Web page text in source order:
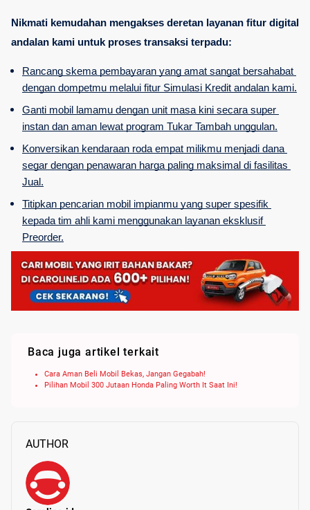
Nikmati kemudahan mengakses deretan layanan fitur digital
andalan kami untuk proses transaksi terpadu:
Rancang skema pembayaran yang amat sangat bersahabat
dengan dompetmu melalui fitur Simulasi Kredit andalan kami.
Ganti mobil lamamu dengan unit masa kini secara super
instan dan aman lewat program Tukar Tambah unggulan.
Konversikan kendaraan roda empat milikmu menjadi dana
segar dengan penawaran harga paling maksimal di fasilitas
Jual.
Titipkan pencarian mobil impianmu yang super spesifik
kepada tim ahli kami menggunakan layanan eksklusif
Preorder.
Baca juga artikel terkait
Cara Aman Beli Mobil Bekas, Jangan Gegabah!
Pilihan Mobil 300 Jutaan Honda Paling Worth It Saat Ini!
AUTHOR